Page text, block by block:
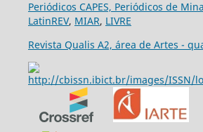
Periódicos CAPES, Periódicos de
LatinREV, MIAR, LIVRE
Revista Qualis A2, área de Artes -